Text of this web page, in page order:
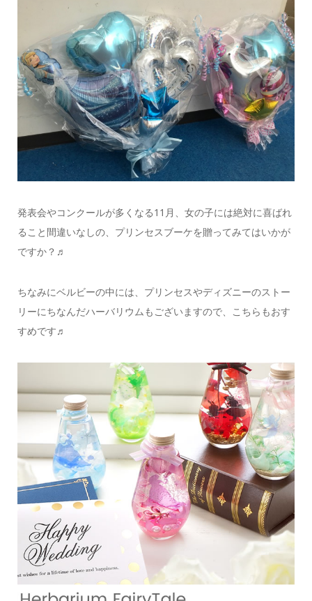
発表会やコンクールが多くなる11月、女の子には絶対に喜ばれ
ること間違いなしの、プリンセスブーケを贈ってみてはいかが
ですか？♬
ちなみにベルビーの中には、プリンセスやディズニーのストー
リーにちなんだハーバリウムもございますので、こちらもおす
すめです♬